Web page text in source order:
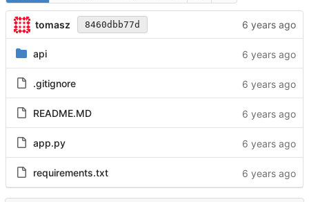
tomasz 8460dbb77d
api
.gitignore
README.MD
app.py
requirements.txt